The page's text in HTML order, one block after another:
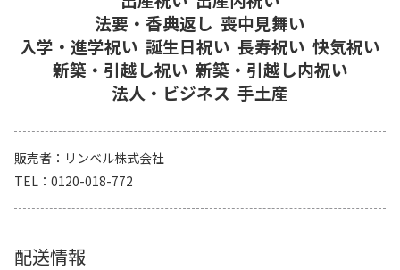
法要・香典返し 喪中見舞い
入学・進学祝い 誕生日祝い 長寿祝い 快気祝い
新築・引越し祝い 新築・引越し内祝い
法人・ビジネス 手土産
販売者
リンベル株式会社
TEL
0120-018-772
配送情報